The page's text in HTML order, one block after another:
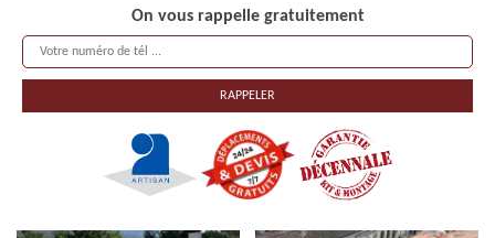
On vous rappelle gratuitement